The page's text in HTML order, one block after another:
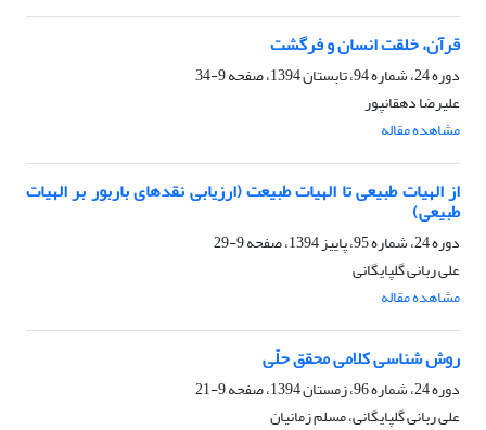
قرآن، خلقت انسان و فرگشت
دوره 24، شماره 94، تابستان 1394، صفحه
9-34
علیرضا دهقانپور
مشاهده مقاله
از الهیات طبیعی تا الهیات طبیعت (ارزیابی نقدهای باربور بر الهیات
طبیعی)
دوره 24، شماره 95، پاییز 1394، صفحه
9-29
علی ربانی گلپایگانی
مشاهده مقاله
روش شناسی کلامی محقق حلّی
دوره 24، شماره 96، زمستان 1394، صفحه
9-21
علی ربانی گلپایگانی، مسلم زمانیان